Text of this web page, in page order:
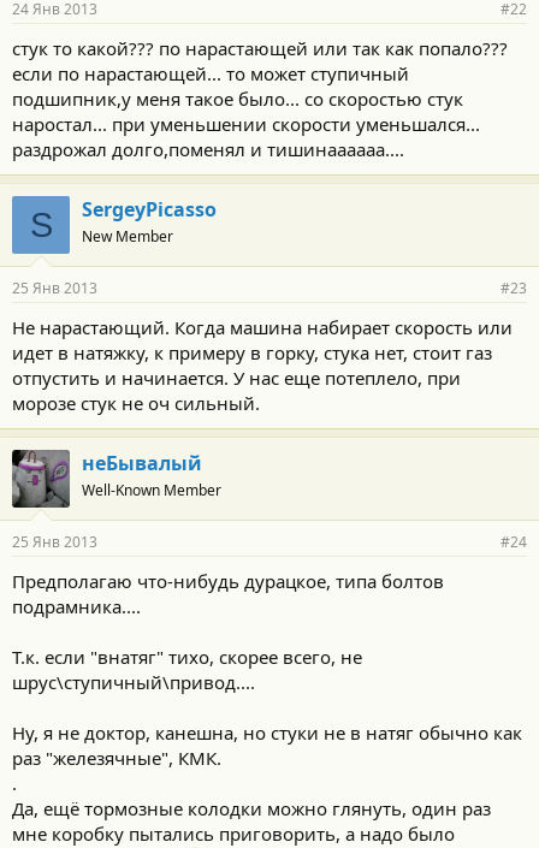
24 Янв 2013 #22
стук то какой??? по нарастающей или так как попало???
если по нарастающей... то может ступичный
подшипник,у меня такое было... со скоростью стук
наростал... при уменьшении скорости уменьшался...
раздрожал долго,поменял и тишинаааааа....
S SergeyPicasso
New Member
25 Янв 2013 #23
Не нарастающий. Когда машина набирает скорость или
идет в натяжку, к примеру в горку, стука нет, стоит газ
отпустить и начинается. У нас еще потеплело, при
морозе стук не оч сильный.
неБывалый
Well-Known Member
25 Янв 2013 #24
Предполагаю что-нибудь дурацкое, типа болтов
подрамника....
Т.к. если "внатяг" тихо, скорее всего, не
шрус\ступичный\привод....
Ну, я не доктор, канешна, но стуки не в натяг обычно как
раз "железячные", КМК.
.
Да, ещё тормозные колодки можно глянуть, один раз
мне коробку пытались приговорить, а надо было